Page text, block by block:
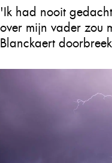
'Ik had nooit
over mijn vader zou
Blanckaert